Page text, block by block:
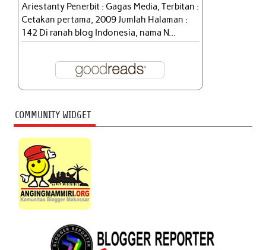
Ariestanty Penerbit : Gagas Media, Terbitan :
Cetakan pertama, 2009 Jumlah Halaman :
142 Di ranah blog Indonesia, nama N...
COMMUNITY WIDGET